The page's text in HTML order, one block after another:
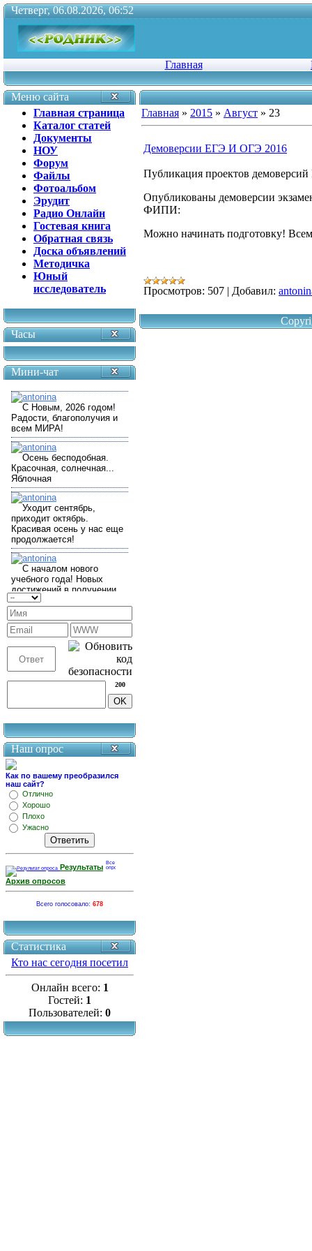
Четверг, 06.08.2026, 06:52
Главная
Меню сайта
Главная страница
Каталог статей
Документы
НОУ
Форум
Файлы
Фотоальбом
Эрудит
Радио Онлайн
Гостевая книга
Обратная связь
Доска объявлений
Методичка
Юный
исследователь
Часы
Мини-чат
200
Наш опрос
Как по вашему преобразился
наш сайт?
Отлично
Хорошо
Плохо
Ужасно
Результаты
Архив опросов
Всего голосовало: 678
Статистика
Кто нас сегодня посетил
Онлайн всего: 1
Гостей: 1
Пользователей: 0
Главная » 2015 » Август » 23
Демоверсии ЕГЭ И ОГЭ 2016
Публикация проектов
Опубликованы демоверсии
ФИПИ:
Можно начинать подготовку!
Просмотров: 507 | Добавил: